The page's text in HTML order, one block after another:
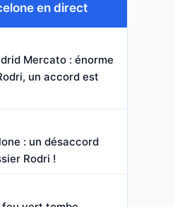
en direct
Mercato : énorme
un accord est
: un désaccord
Rodri !